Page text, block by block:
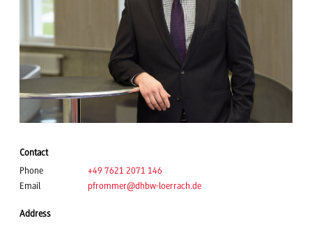
Contact
Phone
+49 7621 2071 146
Email
pfrommer@dhbw-loerrach.de
Address